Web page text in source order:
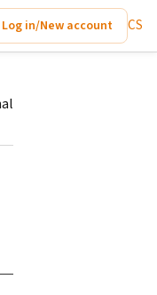
Log in/New account CS